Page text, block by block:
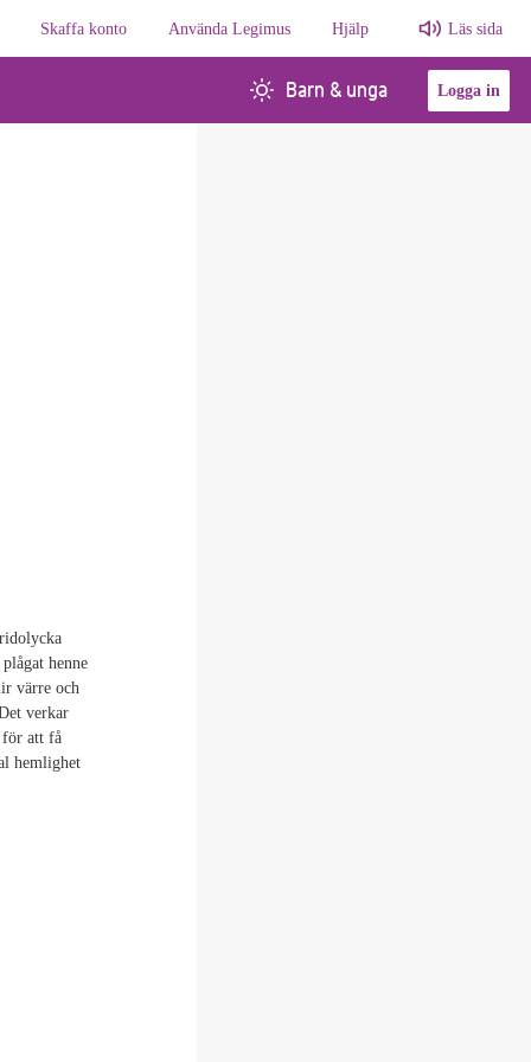
Skaffa konto Använda Legimus Hjälp Läs sida
Barn & unga Logga in
henne
värre och
verkar
för att få
hemlighet